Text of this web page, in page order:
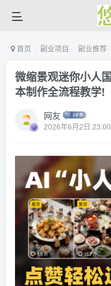
首页 副业项目 副业推荐
微缩景观迷你小人
本制作全流程教学!
网友
2026年6月2日